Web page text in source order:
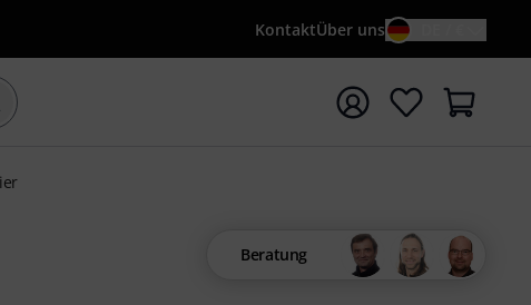
KontaktÜber uns
mit Suchwort {searchTerm} starten
Beratung